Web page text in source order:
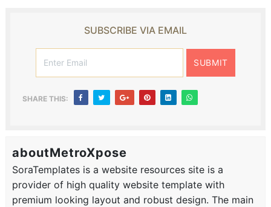
SUBSCRIBE VIA EMAIL
SHARE THIS:
aboutMetroXpose
SoraTemplates is a website resources site is a
provider of high quality website template with
premium looking layout and robust design. The main